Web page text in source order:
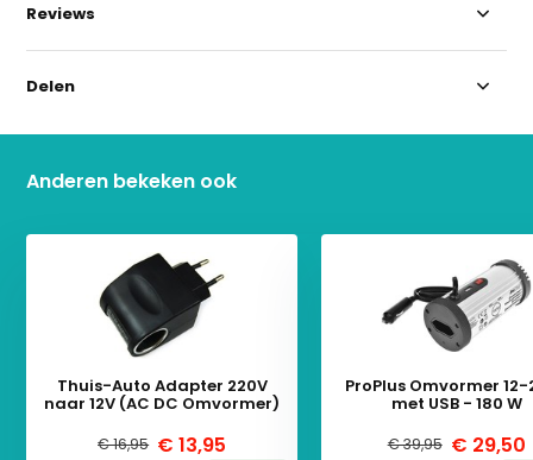
Reviews
Delen
Anderen bekeken ook
Thuis-Auto Adapter 220V
naar 12V (AC DC Omvormer)
€ 16,95 € 13,95
ProPlus Omvormer 12-
met USB - 180 W
€ 39,95 € 29,50